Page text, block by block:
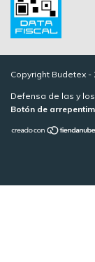
Copyright Budetex -
Defensa de las y
Botón de